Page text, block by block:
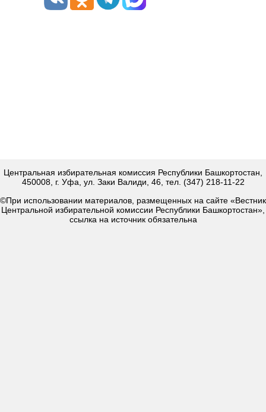
Центральная избирательная комиссия Республики Башкортостан,
450008, г. Уфа, ул. Заки Валиди, 46, тел. (347) 218-11-22
©При использовании материалов, размещенных на сайте «Вестник
Центральной избирательной комиссии Республики Башкортостан»,
ссылка на источник обязательна